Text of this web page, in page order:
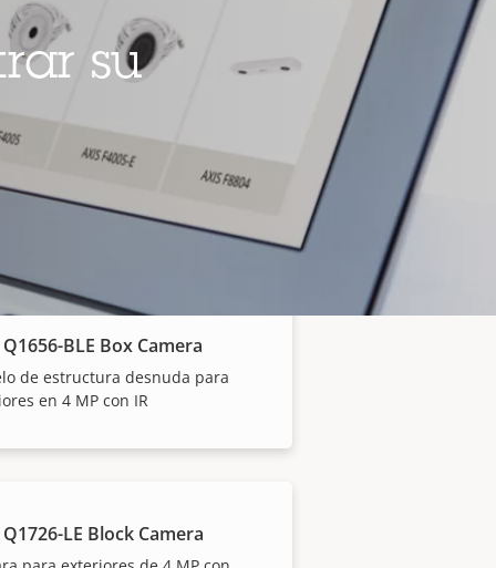
fiable de 8 MP para exteriores
LE Box Camera
de gran angular y de primer
Q1656-BLE Box Camera
de estructura desnuda para
en 4 MP con IR
Q1726-LE Block Camera
su